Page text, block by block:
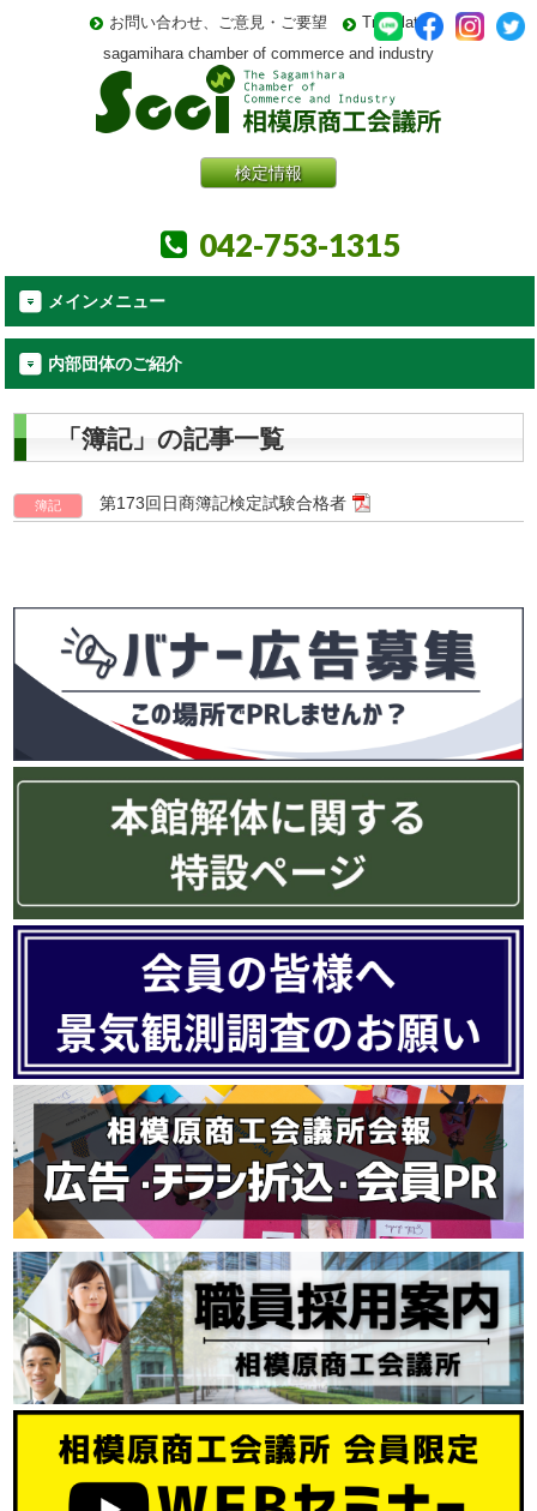
sagamihara chamber of commerce and industry
お問い合わせ、ご意見・ご要望 Translate
検定情報
042-753-1315
メインメニュー
内部団体のご紹介
「簿記」の記事一覧
簿記 第173回日商簿記検定試験合格者